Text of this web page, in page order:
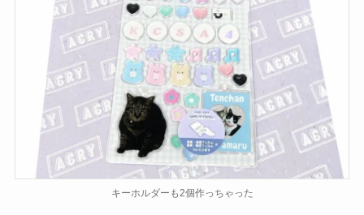
キーホルダーも2個作っちゃった